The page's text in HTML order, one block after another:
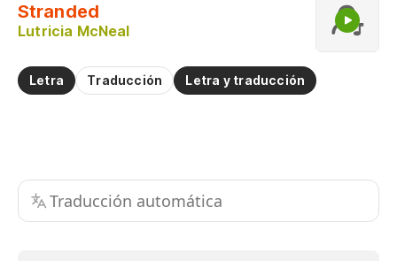
Stranded
Lutricia McNeal
Letra Traducción Letra y traducción
Traducción automática
Practicar la pronunciación de